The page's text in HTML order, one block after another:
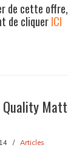
de cette
de cliquerICI
Quality
/ Articles